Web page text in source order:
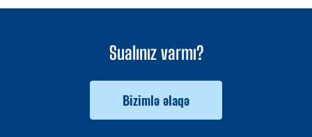
Sualınız varmı?
Bizimlə əlaqə